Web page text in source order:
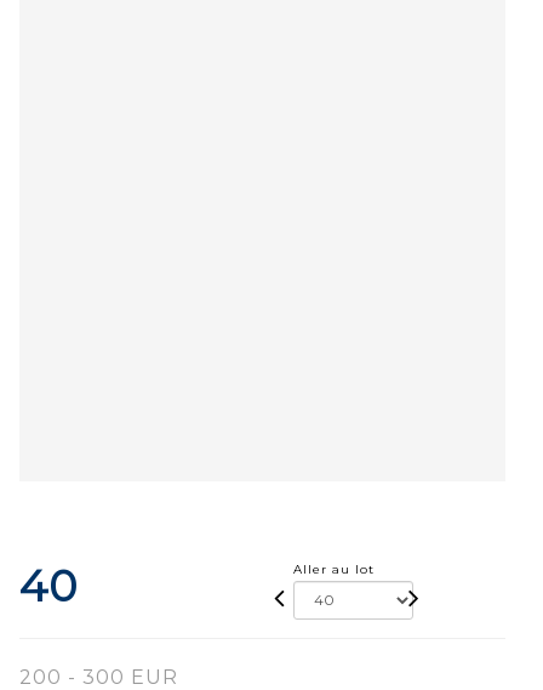
40 Aller au lot
200 - 300 EUR